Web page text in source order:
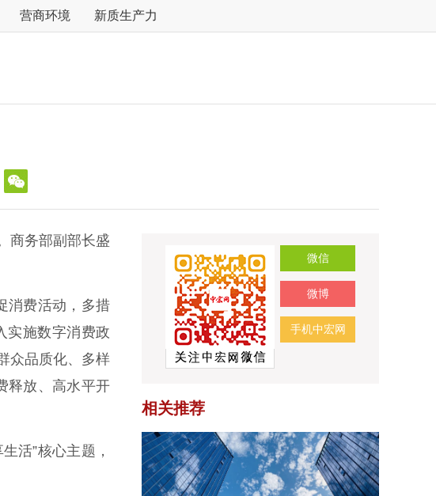
营商环境 新质生产力
商务部副部长盛
消费活动，多措
实施数字消费政
众品质化、多样
释放、高水平开
活”核心主题，
微信
微博
手机中宏网
相关推荐